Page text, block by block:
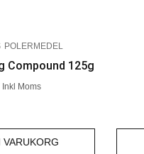
POLERMEDEL
Compound 125g
Inkl Moms